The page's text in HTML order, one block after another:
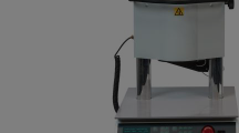
Kontakta oss